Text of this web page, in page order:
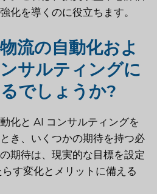
化を導くのに役立ちます。
流の自動化およ
サルティングに
でしょうか?
化と AI コンサルティングを
き、いくつかの期待を持つ必
期待は、現実的な目標を設定
す変化とメリットに備える